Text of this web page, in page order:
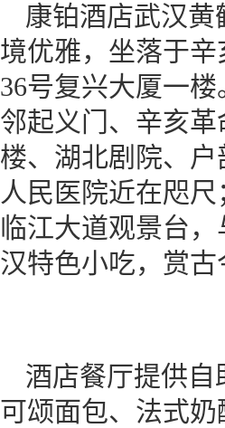
康铂酒店武汉
境优雅，坐落于
36号复兴大厦一
邻起义门、辛亥
楼、湖北剧院、
人民医院近在咫
临江大道观景台
汉特色小吃，赏
酒店餐厅提供
可颂面包、法式